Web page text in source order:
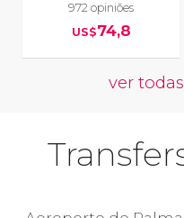
972 opiniões
US$74,8
ver